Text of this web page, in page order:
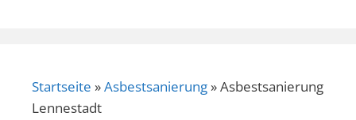
Startseite »Asbestsanierung »Asbestsanierung
Lennestadt